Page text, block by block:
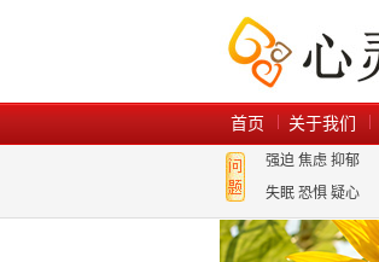
首页 关于我们
强迫 焦虑 抑郁
失眠 恐惧 疑心